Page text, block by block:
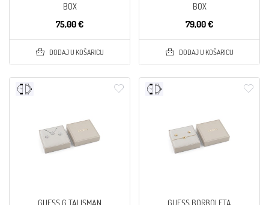
BOX
75,00 €
DODAJ U KOŠARICU
BOX
79,00 €
DODAJ U KOŠARICU
GUESS G TALISMAN GUESS BORBOLETA